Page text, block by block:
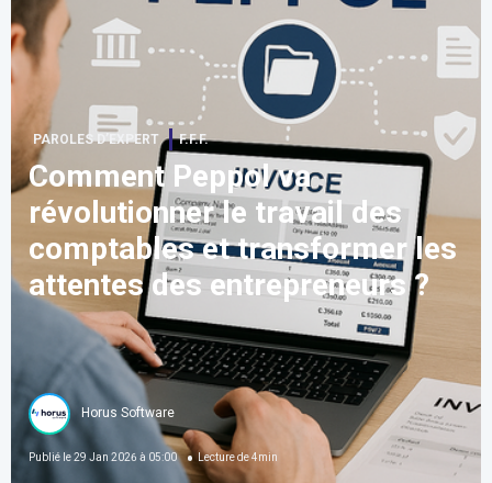
PAROLES D’EXPERT F.F.F.
Comment Peppol va
révolutionner le travail des
comptables et transformer les
attentes des entrepreneurs ?
Horus Software
Publié le29 Jan 2026 à 05:00 Lecture de 4min